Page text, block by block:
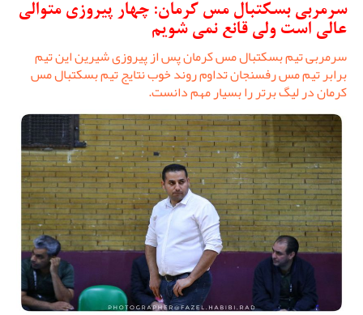
سرمربی بسکتبال مس کرمان: چهار پیروزی متوالی
عالی است ولی قانع نمی شویم
سرمربی تیم بسکتبال مس کرمان پس از پیروزی شیرین این تیم
برابر تیم مس رفسنجان تداوم روند خوب نتایج تیم بسکتبال مس
کرمان در لیگ برتر را بسیار مهم دانست.